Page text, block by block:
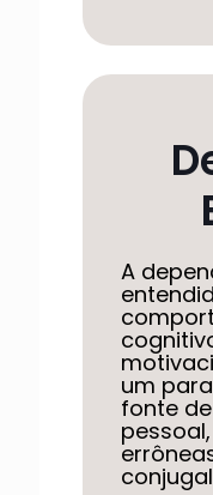
A
um
fonte